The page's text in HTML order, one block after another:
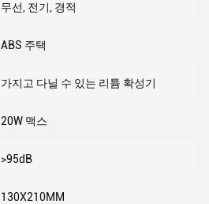
무선, 전기, 경적
ABS 주택
가지고 다닐 수 있는 리튬 확성기
20W 맥스
>95dB
130X210MM